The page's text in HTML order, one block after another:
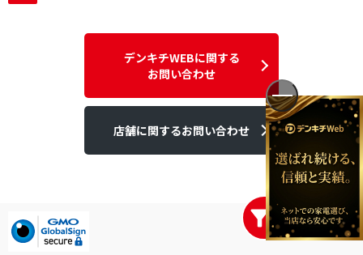
デンキチWEBに関する
お問い合わせ
店舗に関するお問い合わせ